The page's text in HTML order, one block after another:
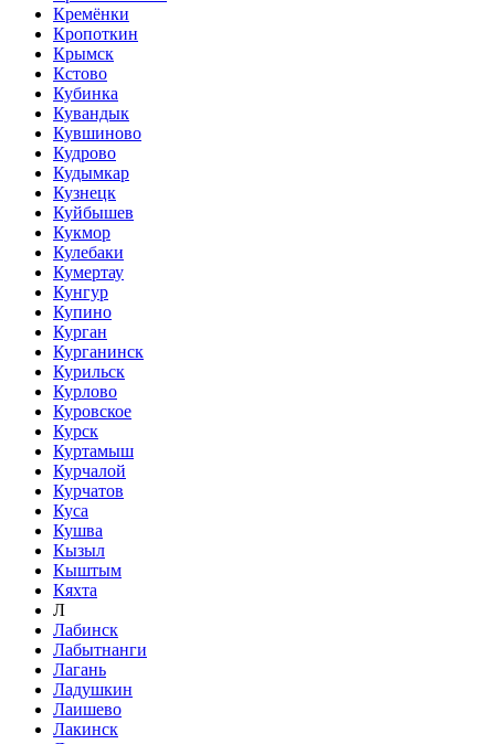
Кремёнки
Кропоткин
Крымск
Кстово
Кубинка
Кувандык
Кувшиново
Кудрово
Кудымкар
Кузнецк
Куйбышев
Кукмор
Кулебаки
Кумертау
Кунгур
Купино
Курган
Курганинск
Курильск
Курлово
Куровское
Курск
Куртамыш
Курчалой
Курчатов
Куса
Кушва
Кызыл
Кыштым
Кяхта
Л
Лабинск
Лабытнанги
Лагань
Ладушкин
Лаишево
Лакинск